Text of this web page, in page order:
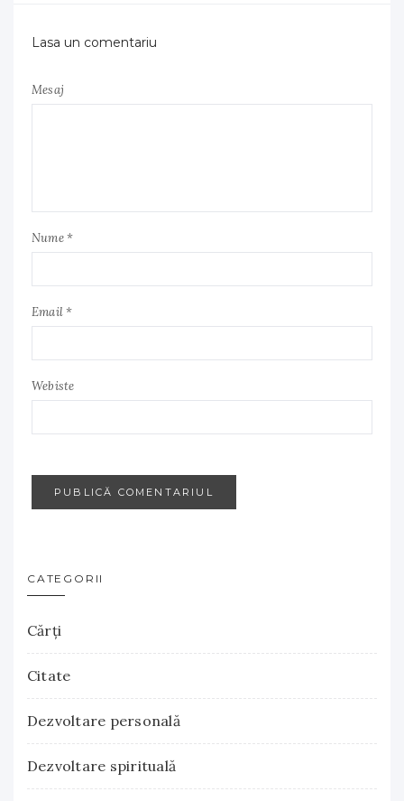
Lasa un comentariu
Mesaj
Nume *
Email *
Webiste
CATEGORII
Cărţi
Citate
Dezvoltare personală
Dezvoltare spirituală